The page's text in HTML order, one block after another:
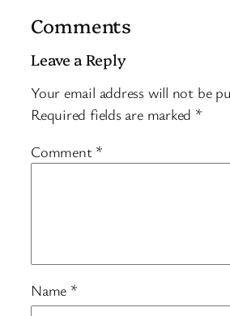
Comments
Leave a Reply
Your email address will not be
Required fields are marked *
Comment *
Name *